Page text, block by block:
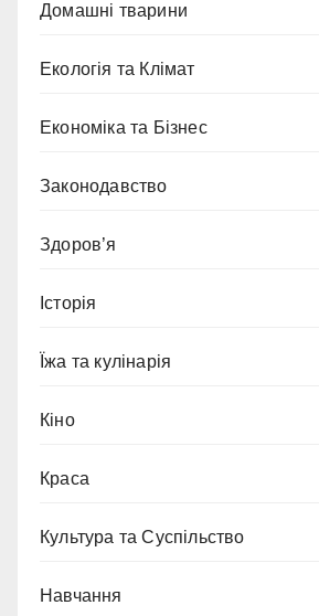
Домашні тварини
Екологія та Клімат
Економіка та Бізнес
Законодавство
Здоров’я
Історія
Їжа та кулінарія
Кіно
Краса
Культура та Суспільство
Навчання